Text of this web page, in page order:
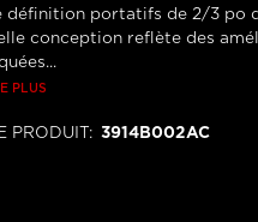
définition portatifs de 2/3 po
conception reflète des
PLUS
PRODUIT: 3914B002AC